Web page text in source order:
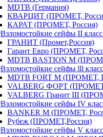
MDTB (Германия)
КВАРЦИТ (ПРОМЕТ,
КАРАТ (ПРОМЕТ, Россия)
Взломостойкие сейфы II
ГРАНИТ (Промет,Россия)
Гарант Евро (ПРОМЕТ,
MDTB BASTION M
Взломостойкие сейфы lll
MDTB FORT M (ПРОМЕТ,
VALBERG ФОРТ (ПРОМЕТ,
VALBERG Гранит III
Взломостойкие сейфы IV
BANKER M (ПРОМЕТ,
Рубеж (ПРОМЕТ,Россия)
Взломостойкие сейфы V